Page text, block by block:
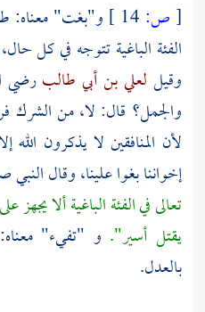
[ص:
و"بغت" معناه:
الفئة الباغية تتوجه في كل حال،
وقيل لعلي بن أبي طالبرضي
والجمل؟ قال: لا، من الشرك
لأن المنافقين لا يذكرون الله
إخواننا بغوا علينا، وقال
تعالى في الفئة الباغية ألا
يقتل أسير". و "تفيء"
بالعدل.